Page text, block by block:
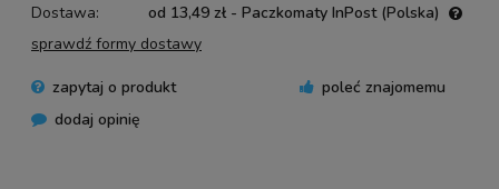
Dostawa:
od 13,49 zł - Paczkomaty InPost (Polska)
sprawdź formy dostawy
zapytaj o produkt
poleć znajomemu
dodaj opinię